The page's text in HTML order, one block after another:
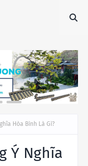
Hòa Bình Là Gì?
Ý Nghĩa